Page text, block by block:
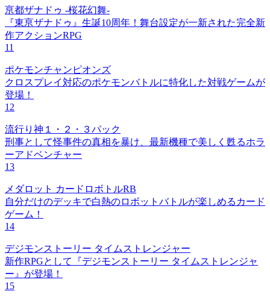
亰都ザナドゥ -桜花幻舞-
『東亰ザナドゥ』生誕10周年！舞台設定が一新された完全新
作アクションRPG
11
ポケモンチャンピオンズ
クロスプレイ対応のポケモンバトルに特化した対戦ゲームが
登場！
12
流行り神１・２・３パック
刑事として怪事件の真相を暴け、最新機種で美しく甦るホラ
ーアドベンチャー
13
メダロット カードロボトルRB
自分だけのデッキで白熱のロボットバトルが楽しめるカード
ゲーム！
14
デジモンストーリー タイムストレンジャー
新作RPGとして『デジモンストーリー タイムストレンジャ
ー』が登場！
15